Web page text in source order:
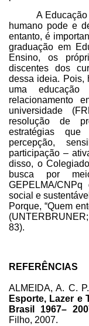
A
humano pode e
entanto, é
graduação em
Ensino, os
discentes dos
dessa ideia. Pois,
uma
relacionamento
universidade
resolução de
estratégias
percepção,
participação –
disso, o
busca por
GEPELMA/
social e
Porque, “Quem
83).
REFERÊNCIAS
ALMEIDA, A. C.
Esporte, Lazer e
Brasil 1967–
Filho, 2007.